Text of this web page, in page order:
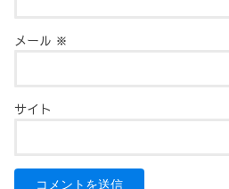
メール ※
サイト